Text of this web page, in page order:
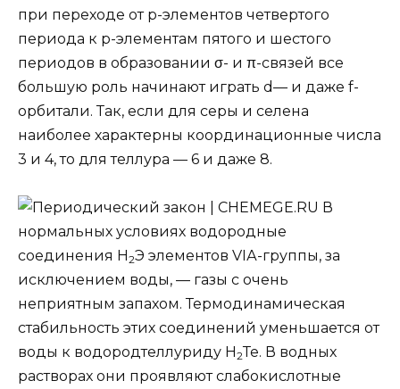
при переходе от р-элементов четвертого
периода к р-элементам пятого и шестого
периодов в образовании σ- и π-связей все
большую роль начинают играть d— и даже f-
орбитали. Так, если для серы и селена
наиболее характерны координационные числа
3 и 4, то для теллура — 6 и даже 8.
В
нормальных условиях водородные
соединения H2Э элементов VIА-группы, за
исключением воды, — газы с очень
неприятным запахом. Термодинамическая
стабильность этих соединений уменьшается от
воды к водородтеллуриду Н2Те. В водных
растворах они проявляют слабокислотные